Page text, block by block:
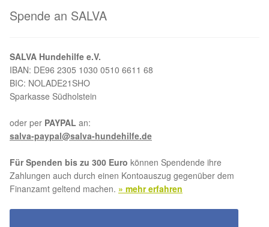
Partnertierheim in Polen
Spende an SALVA
SALVA Hundehilfe e.V.
IBAN: DE96 2305 1030 0510 6611 68
BIC: NOLADE21SHO
Sparkasse Südholstein
oder per PAYPAL an:
salva-paypal@salva-hundehilfe.de
Für Spenden bis zu 300 Euro können Spendende ihre
Zahlungen auch durch einen Kontoauszug gegenüber dem
Finanzamt geltend machen. » mehr erfahren